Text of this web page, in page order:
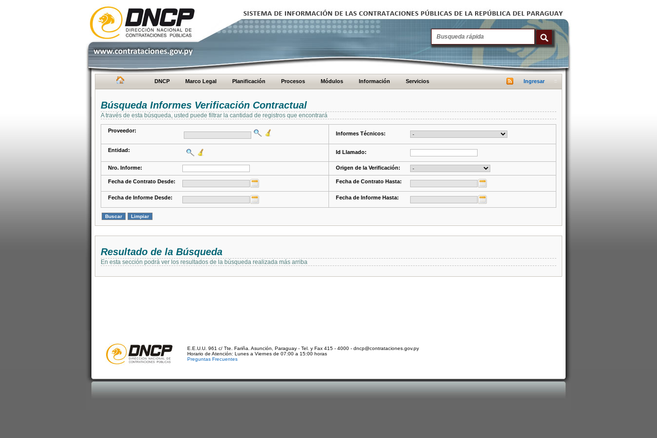
DNCP Marco Legal Planificación Procesos Módulos Información Servicios Ingresar
Búsqueda Informes Verificación Contractual
A través de esta búsqueda, usted puede filtrar la cantidad de registros que encontrará
Proveedor: Informes Técnicos:
Entidad: Id Llamado:
Nro. Informe: Origen de la Verificación:
Fecha de Contrato Desde: Fecha de Contrato Hasta:
Fecha de Informe Desde: Fecha de Informe Hasta:
Resultado de la Búsqueda
En esta sección podrá ver los resultados de la búsqueda realizada más arriba
E.E.U.U. 961 c/ Tte. Fariña. Asunción, Paraguay - Tel. y Fax 415 - 4000 - dncp@contrataciones.gov.py
Horario de Atención: Lunes a Viernes de 07:00 a 15:00 horas
Preguntas Frecuentes